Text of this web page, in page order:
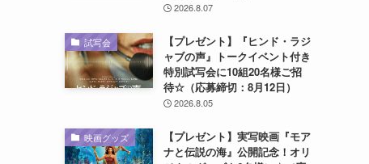
2026.8.07
試写会
【プレゼント】『ヒンド・ラジ
ャブの声』トークイベント付き
特別試写会に10組20名様ご招
待☆（応募締切：8月12日）
2026.8.05
映画グッズ
【プレゼント】実写映画『モア
ナと伝説の海』公開記念！オリ